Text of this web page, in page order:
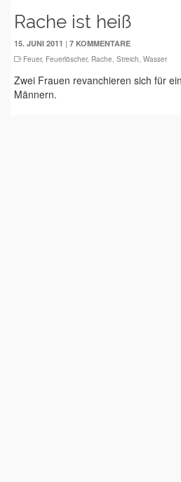
Rache ist heiß
15. JUNI 2011 | 7 KOMMENTARE
Feuer, Feuerlöscher, Rache, Streich, Wasser
Zwei Frauen revanchieren sich für
Männern.